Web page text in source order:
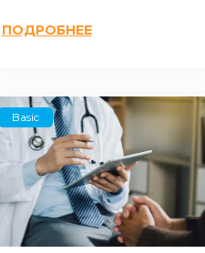
ПОДРОБНЕЕ
Basic